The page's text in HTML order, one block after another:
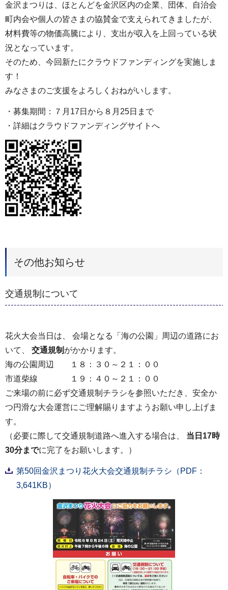
金沢まつりは、ほとんどを金沢区内の企業、団体、自治会
町内会や個人の皆さまの協賛金で支えられてきましたが、
材料費等の物価高騰により、支出が収入を上回っている状
況となっています。
そのため、今回新たにクラウドファンディングを実施しま
す！
みなさまのご支援をよろしくおねがいします。
・募集期間：７月17日から８月25日まで
・詳細はクラウドファンディングサイトへ
その他お知らせ
交通規制について
花火大会当日は、 会場となる「海の公園」周辺の道路にお
いて、 交通規制 がかかります。
海の公園周辺 １８：３０～２１：００
市道柴線 １９：４０～２１：００
ご来場の前に必ず交通規制チラシを参照いただき、安全か
つ円滑な大会運営にご理解賜りますようお願い申し上げま
す。
（必要に際して交通規制道路へ進入する場合は、 当日17時
30分までに完了をお願いします。）
第50回金沢まつり花火大会交通規制チラシ（PDF：
3,641KB）